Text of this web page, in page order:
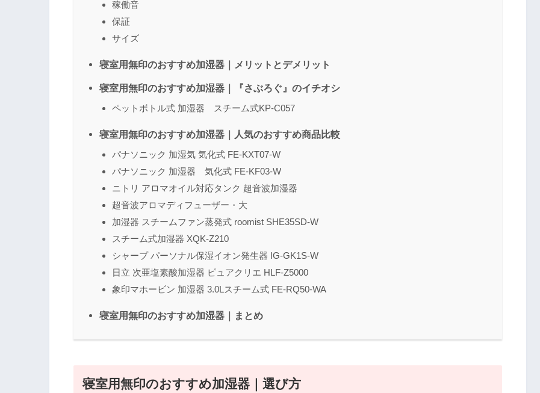
稼働音
保証
サイズ
寝室用無印のおすすめ加湿器｜メリットとデメリット
寝室用無印のおすすめ加湿器｜『さぶろぐ』のイチオシ
ペットボトル式 加湿器 スチーム式KP-C057
寝室用無印のおすすめ加湿器｜人気のおすすめ商品比較
パナソニック 加湿気 気化式 FE-KXT07-W
パナソニック 加湿器 気化式 FE-KF03-W
ニトリ アロマオイル対応タンク 超音波加湿器
超音波アロマディフューザー・大
加湿器 スチームファン蒸発式 roomist SHE35SD-W
スチーム式加湿器 XQK-Z210
シャープ パーソナル保湿イオン発生器 IG-GK1S-W
日立 次亜塩素酸加湿器 ピュアクリエ HLF-Z5000
象印マホービン 加湿器 3.0Lスチーム式 FE-RQ50-WA
寝室用無印のおすすめ加湿器｜まとめ
寝室用無印のおすすめ加湿器｜選び方